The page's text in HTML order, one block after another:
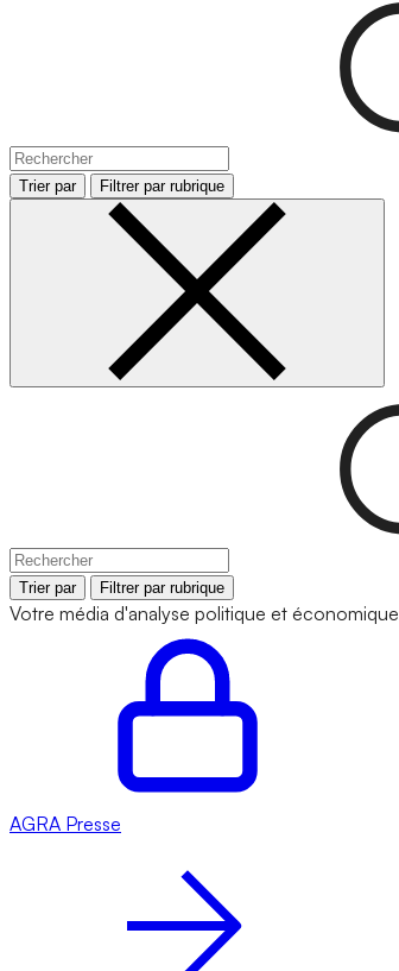
Trier par Filtrer par rubrique
Trier par Filtrer par rubrique
Votre média d'analyse politique et économique
AGRA Presse